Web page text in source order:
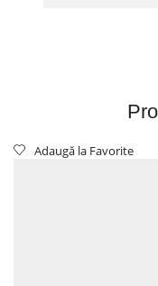
Adaugă la Favorite